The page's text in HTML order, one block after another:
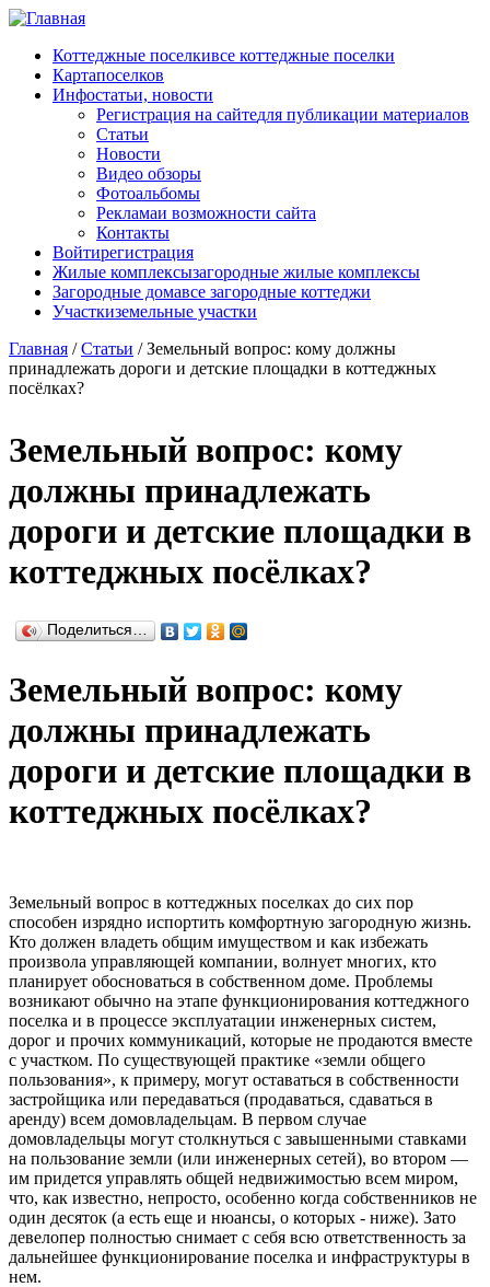
Перейти к основному содержанию
Коттеджные поселкивсе коттеджные поселки
Картапоселков
Инфостатьи, новости
Регистрация на сайтедля публикации материалов
Статьи
Новости
Видео обзоры
Фотоальбомы
Рекламаи возможности сайта
Контакты
Войтирегистрация
Жилые комплексызагородные жилые комплексы
Загородные домавсе загородные коттеджи
Участкиземельные участки
Главная / Статьи /Земельный вопрос: кому должны
принадлежать дороги и детские площадки в коттеджных
посёлках?
Земельный вопрос: кому
должны принадлежать
дороги и детские площадки в
коттеджных посёлках?
Поделиться…
Земельный вопрос: кому
должны принадлежать
дороги и детские площадки в
коттеджных посёлках?
Земельный вопрос в коттеджных поселках до сих пор
способен изрядно испортить комфортную загородную жизнь.
Кто должен владеть общим имуществом и как избежать
произвола управляющей компании, волнует многих, кто
планирует обосноваться в собственном доме. Проблемы
возникают обычно на этапе функционирования коттеджного
поселка и в процессе эксплуатации инженерных систем,
дорог и прочих коммуникаций, которые не продаются вместе
с участком. По существующей практике «земли общего
пользования», к примеру, могут оставаться в собственности
застройщика или передаваться (продаваться, сдаваться в
аренду) всем домовладельцам. В первом случае
домовладельцы могут столкнуться с завышенными ставками
на пользование земли (или инженерных сетей), во втором —
им придется управлять общей недвижимостью всем миром,
что, как известно, непросто, особенно когда собственников не
один десяток (а есть еще и нюансы, о которых - ниже). Зато
девелопер полностью снимает с себя всю ответственность за
дальнейшее функционирование поселка и инфраструктуры в
нем.